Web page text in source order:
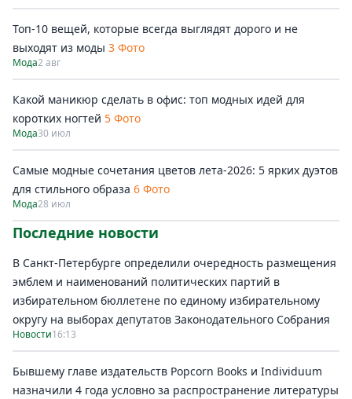
Топ-10 вещей, которые всегда выглядят дорого и не
выходят из моды 3 Фото
Мода2 авг
Какой маникюр сделать в офис: топ модных идей для
коротких ногтей 5 Фото
Мода30 июл
Самые модные сочетания цветов лета-2026: 5 ярких дуэтов
для стильного образа 6 Фото
Мода28 июл
Последние новости
В Санкт-Петербурге определили очередность размещения
эмблем и наименований политических партий в
избирательном бюллетене по единому избирательному
округу на выборах депутатов Законодательного Собрания
Новости16:13
Бывшему главе издательств Popcorn Books и Individuum
назначили 4 года условно за распространение литературы